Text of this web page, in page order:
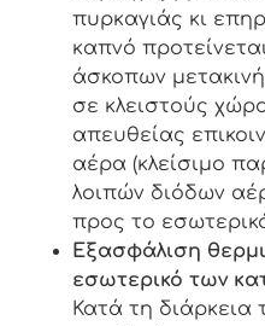
πυρκαγιάς κι
καπνό
άσκοπων
σε κλειστούς
απευθείας
αέρα (κλείσιμο
λοιπών διόδων
προς το
Εξασφάλιση
εσωτερικό των
Κατά τη διάρκεια